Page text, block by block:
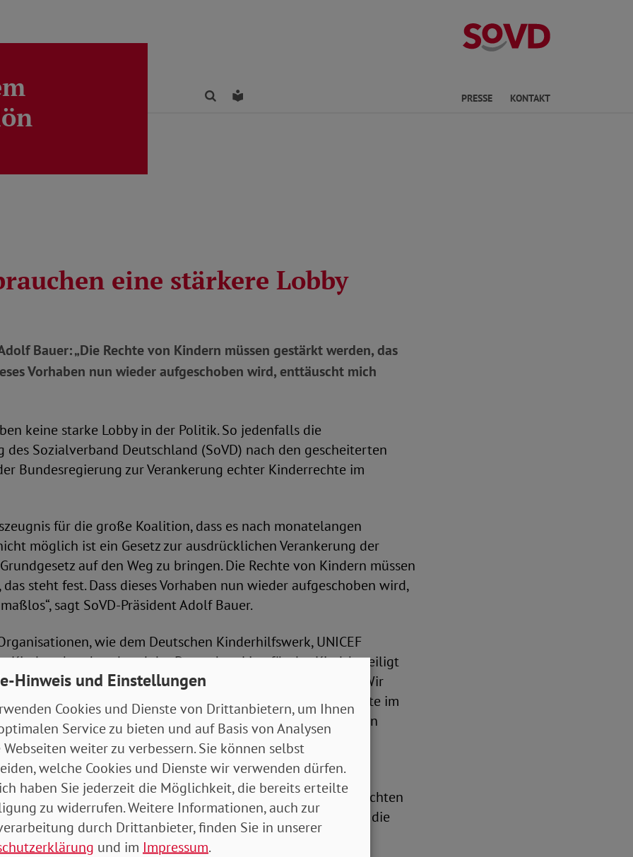
Kreisverband
FindenLeichte Sprache PRESSE KONTAKT
eine stärkere Lobby
Bauer: „Die Rechte von Kindern müssen gestärkt werden, das
Vorhaben nun wieder aufgeschoben wird, enttäuscht mich
keine starke Lobby in der Politik. So jedenfalls die
des Sozialverband Deutschland (SoVD) nach den gescheiterten
Bundesregierung zur Verankerung echter Kinderrechte im
für die große Koalition, dass es nach monatelangen
möglich ist ein Gesetz zur ausdrücklichen Verankerung der
auf den Weg zu bringen. Die Rechte von Kindern müssen
steht fest. Dass dieses Vorhaben nun wieder aufgeschoben wird,
sagt SoVD-Präsident Adolf Bauer.
wie dem Deutschen Kinderhilfswerk, UNICEF
Kinderschutzbund und der Deutschen Liga für das Kind, beteiligt
dem Bündnis „Kinderrechte ins Grundgesetz – aber richtig!“. Wir
und uns weiter für die Aufnahme echter Kinderrechte im
machen, die den Ansprüchen der UN-Kinderrechtskonvention
Bauer.
die Kinderrechte im Grundgesetz einen eigenen Absatz
Kinderrechte im Grundgesetz unmittelbar mit den Elternrechten
das zu Konflikten zwischen Eltern- und Kinderrechten, die
sind“, betont der SoVD-Präsident.
Hinweis und Einstellungen
Cookies und Dienste von Drittanbietern, um Ihnen
Service zu bieten und auf Basis von Analysen
Webseiten weiter zu verbessern. Sie können selbst
welche Cookies und Dienste wir verwenden dürfen.
haben Sie jederzeit die Möglichkeit, die bereits erteilte
zu widerrufen. Weitere Informationen, auch zur
durch Drittanbieter, finden Sie in unserer
und im Impressum.